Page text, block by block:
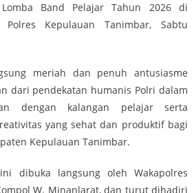
Band Pelajar Tahun 2026 di
Polres Kepulauan Tanimbar, Sabtu
meriah dan penuh antusiasme
dari pendekatan humanis Polri dalam
dengan kalangan pelajar serta
yang sehat dan produktif bagi
Kepulauan Tanimbar.
dibuka langsung oleh Wakapolres
W. Minanlarat, dan turut dihadiri